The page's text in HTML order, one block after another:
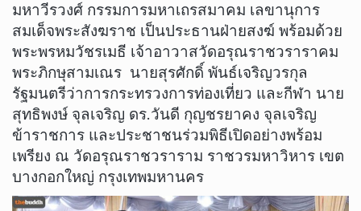
มหาวีรวงศ์ กรรมการมหาเถรสมาคม เลขานุการ
สมเด็จพระสังฆราช เป็นประธานฝ่ายสงฆ์ พร้อมด้วย
พระพรหมวัชรเมธี เจ้าอาวาสวัดอรุณราชวราราคม
พระภิกษุสามเณร นายสุรศักดิ์ พันธ์เจริญวรกุล
รัฐมนตรีว่าการกระทรวงการท่องเที่ยว และกีฬา นาย
สุทธิพงษ์ จุลเจริญ ดร.วันดี กุญชรยาคง จุลเจริญ
ข้าราชการ และประชาชนร่วมพิธีเปิดอย่างพร้อม
เพรียง ณ วัดอรุณราชวราราม ราชวรมหาวิหาร เขต
บางกอกใหญ่ กรุงเทพมหานคร